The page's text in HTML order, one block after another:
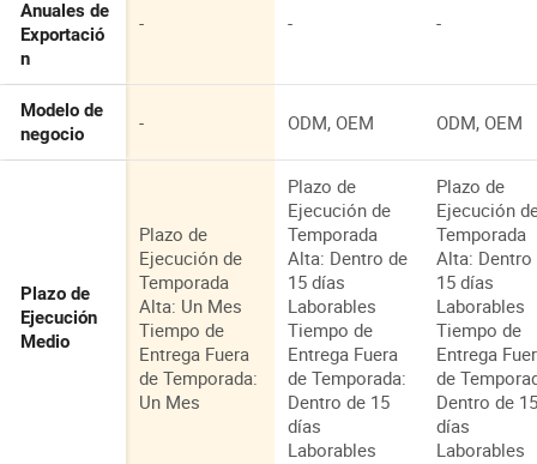
Anuales de
Exportació
n
- - -
Modelo de
negocio
- ODM, OEM ODM, OEM
Plazo de
Ejecución
Medio
Plazo de
Ejecución de
Temporada
Alta: Un Mes
Tiempo de
Entrega Fuera
de Temporada:
Un Mes
Plazo de
Ejecución de
Temporada
Alta: Dentro de
15 días
Laborables
Tiempo de
Entrega Fuera
de Temporada:
Dentro de 15
días
Laborables
Plazo de
Ejecución
Temporada
Alta: Dentro
15 días
Laborables
Tiempo de
Entrega
de
Dentro de
días
Laborables